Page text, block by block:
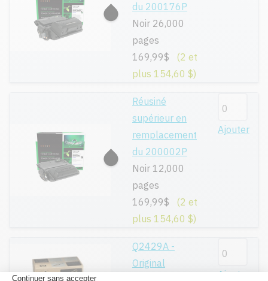
du 200176P
Noir 26,000
pages
169,99$
(2 et
plus 154,60 $)
Réusiné
supérieur en
remplacement
du 200002P
Noir 12,000
pages
169,99$
(2 et
plus 154,60 $)
Ajouter
Q2429A -
Original
Ajouter